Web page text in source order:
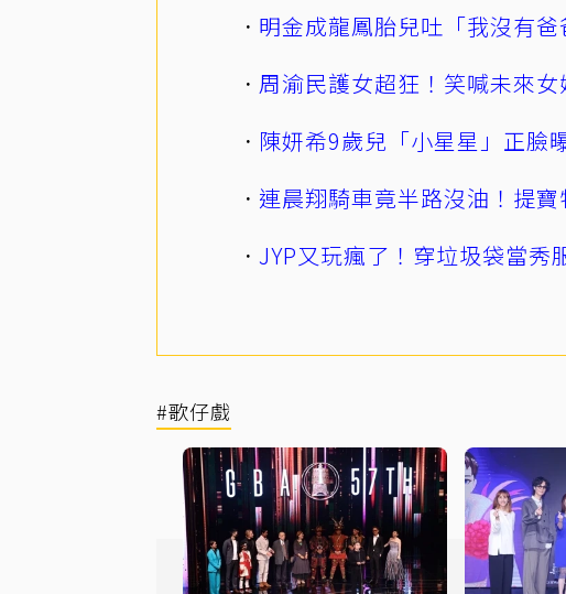
明金成龍鳳胎兒吐「我沒有
周渝民護女超狂！笑喊未來
陳妍希9歲兒「小星星」正
連晨翔騎車竟半路沒油！提
JYP又玩瘋了！穿垃圾袋當秀
#歌仔戲